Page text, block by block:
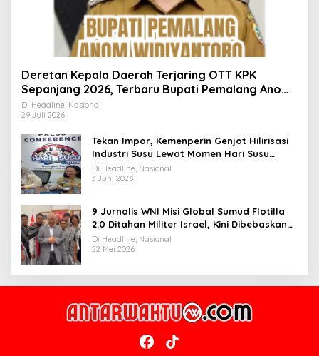
Deretan Kepala Daerah Terjaring OTT KPK
Sepanjang 2026, Terbaru Bupati Pemalang Anom
Widiyantoro
Di Headline, Nasional
29 Juli 2026
Tekan Impor, Kemenperin Genjot Hilirisasi
Industri Susu Lewat Momen Hari Susu
Nusantara 2026
Di Headline, Nasional
3 Juni 2026
9 Jurnalis WNI Misi Global Sumud Flotilla
2.0 Ditahan Militer Israel, Kini Dibebaskan
dan Dievakuasi ke Istanbul
Di Headline, Nasional
22 Mei 2026